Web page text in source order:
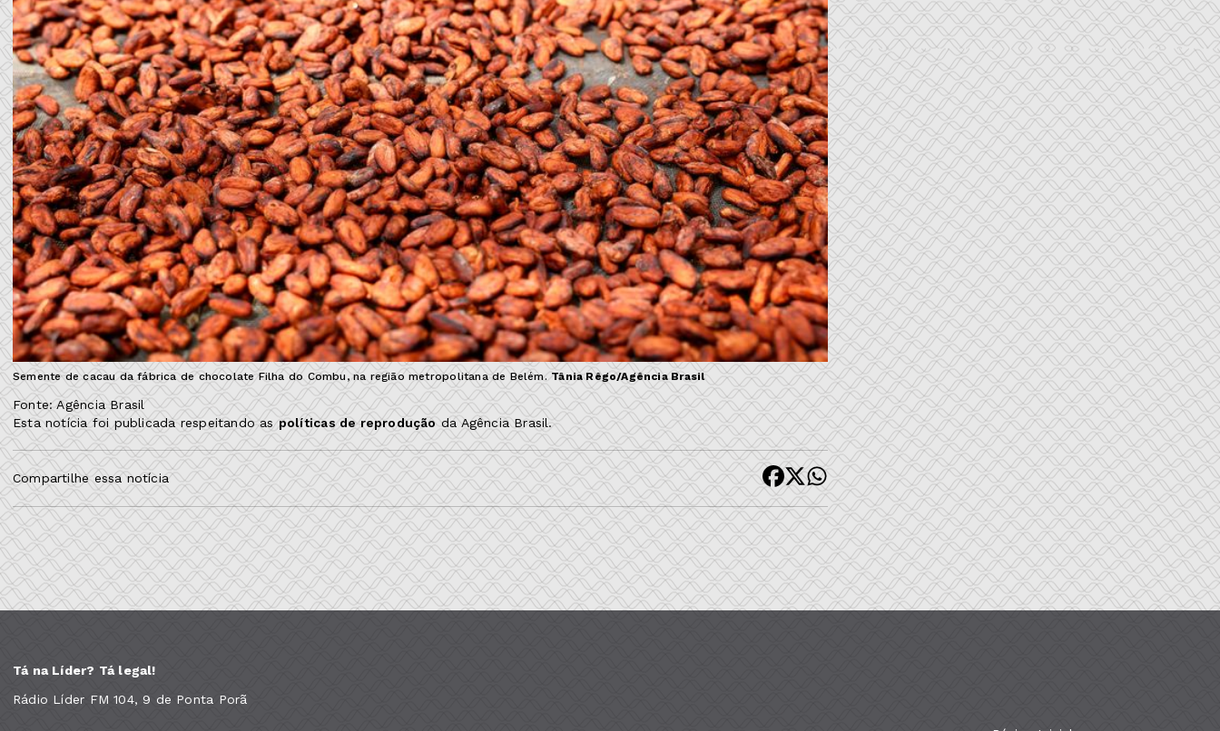
Semente de cacau da fábrica de chocolate Filha do Combu, na região metropolitana de Belém. Tânia Rêgo/Agência Brasil
Fonte: Agência Brasil
Esta notícia foi publicada respeitando as políticas de reprodução da Agência Brasil.
Compartilhe essa notícia
Tá na Líder? Tá legal!
Rádio Líder FM 104, 9 de Ponta Porã